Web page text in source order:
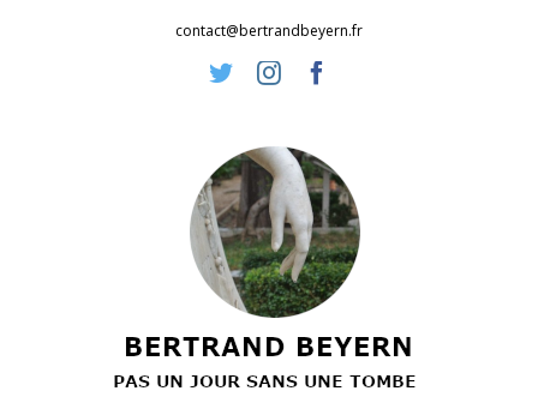
contact@bertrandbeyern.fr
TwitterInstagram